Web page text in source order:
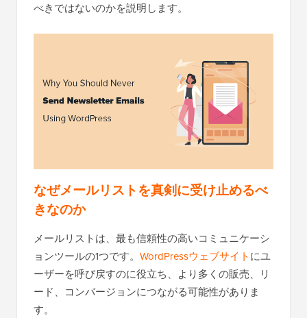
べきではないのかを説明します。
なぜメールリストを真剣に受け止めるべ
きなのか
メールリストは、最も信頼性の高いコミュニケーシ
ョンツールの1つです。 WordPressウェブサイトにユ
ーザーを呼び戻すのに役立ち、より多くの販売、リ
ード、コンバージョンにつながる可能性がありま
す。